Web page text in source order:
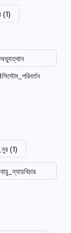
(1)
(1)